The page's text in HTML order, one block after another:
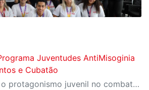
Juventudes AntiMisoginia
e Cubatão
Iniciativa estimula o protagonismo juvenil no combate à misoginia e na promoção da diversidade